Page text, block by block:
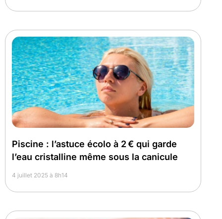
Piscine : l’astuce écolo à 2 € qui garde
l’eau cristalline même sous la canicule
4 juillet 2025 à 8h14